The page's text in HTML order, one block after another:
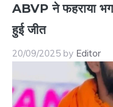
ABVP ने फहराया
हुई जीत
20/09/2025 by Editor